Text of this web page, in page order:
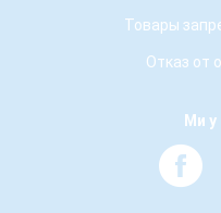
Товары
Отказ от
Ми у